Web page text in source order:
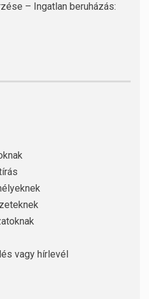
– Ingatlan beruházás:
vagy hírlevél